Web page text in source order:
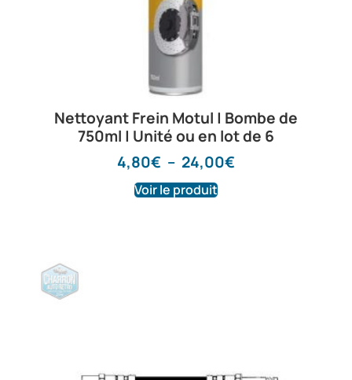
Nettoyant Frein Motul | Bombe de
750ml | Unité ou en lot de 6
4,80€ – 24,00€
Voir le produit